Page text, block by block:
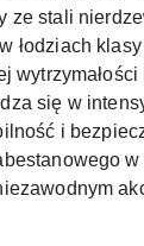
ze stali
łodziach
się w
i